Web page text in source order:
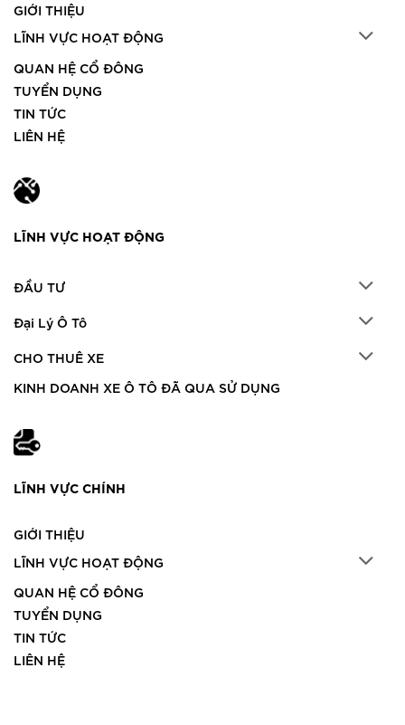
GIỚI THIỆU
LĨNH VỰC HOẠT ĐỘNG
QUAN HỆ CỔ ĐÔNG
TUYỂN DỤNG
TIN TỨC
LIÊN HỆ
LĨNH VỰC HOẠT ĐỘNG
ĐẦU TƯ
Đại Lý Ô Tô
CHO THUÊ XE
KINH DOANH XE Ô TÔ ĐÃ QUA SỬ DỤNG
LĨNH VỰC CHÍNH
GIỚI THIỆU
LĨNH VỰC HOẠT ĐỘNG
QUAN HỆ CỔ ĐÔNG
TUYỂN DỤNG
TIN TỨC
LIÊN HỆ